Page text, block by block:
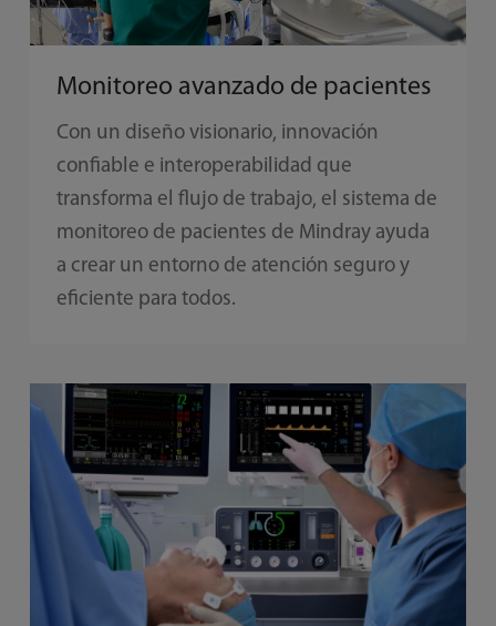
Monitoreo avanzado de pacientes
Con un diseño visionario, innovación
confiable e interoperabilidad que
transforma el flujo de trabajo, el sistema de
monitoreo de pacientes de Mindray ayuda
a crear un entorno de atención seguro y
eficiente para todos.